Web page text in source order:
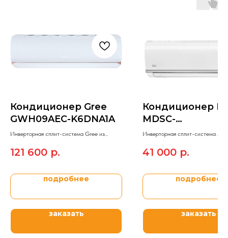
Кондиционер Gree
GWH09AEC-K6DNA1A
Инверторная сплит-система Gree из
121 600 р.
подробнее
заказать
Кондиционер
MDSC-
09HRDN8/MDOC-
Инверторная сплит-система
41 000 р.
подробнее
заказать